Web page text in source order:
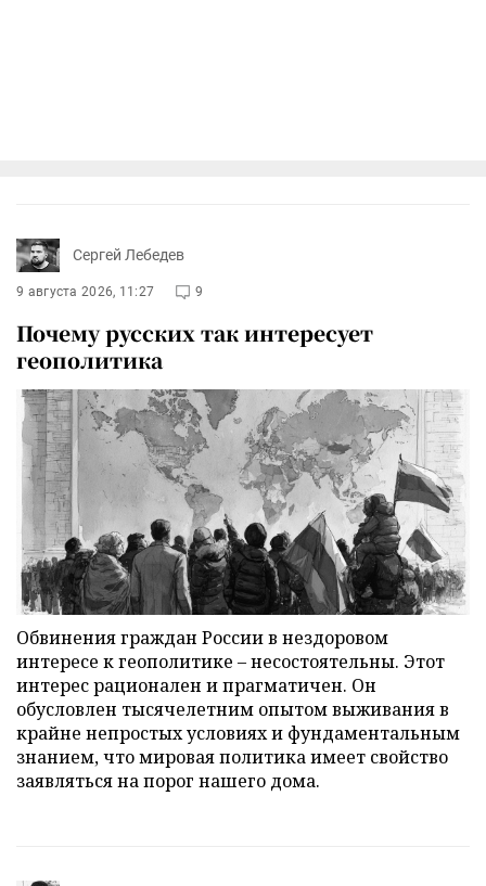
Сергей Лебедев
9 августа 2026, 11:27 9
Почему русских так интересует
геополитика
Обвинения граждан России в нездоровом
интересе к геополитике – несостоятельны. Этот
интерес рационален и прагматичен. Он
обусловлен тысячелетним опытом выживания в
крайне непростых условиях и фундаментальным
знанием, что мировая политика имеет свойство
заявляться на порог нашего дома.